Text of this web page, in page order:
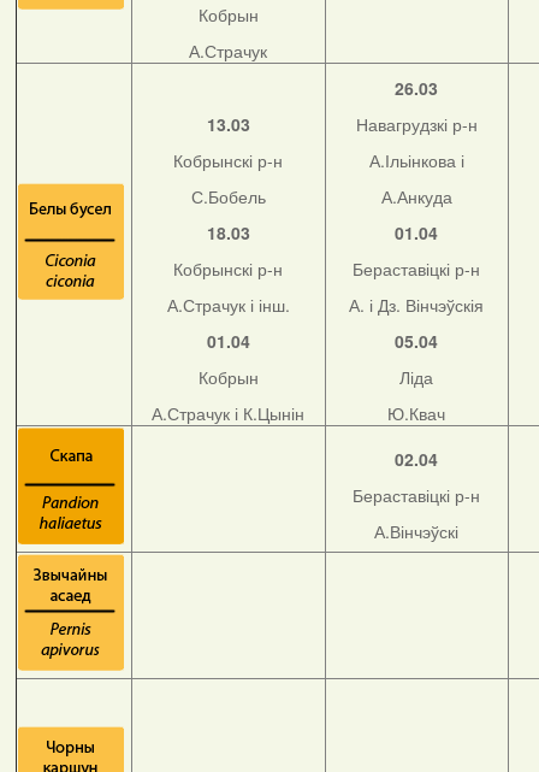
Кобрын
А.Страчук
13.03
Кобрынскі р-н
С.Бобель
18.03
Кобрынскі р-н
А.Страчук і інш.
01.04
Кобрын
А.Страчук і К.Цынін
26.03
Навагрудзкі р-н
А.Ільінкова і
А.Анкуда
01.04
Бераставіцкі р-н
А. і Дз. Вінчэўскія
05.04
Ліда
Ю.Квач
02.04
Бераставіцкі р-н
А.Вінчэўскі